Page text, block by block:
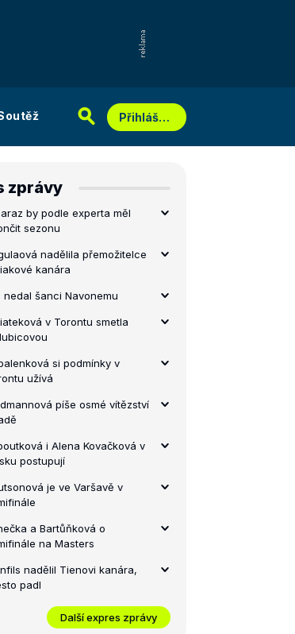
Přihlášení
zprávy
by podle experta měl
sezonu
nadělila přemožitelce
kanára
nedal šanci Navonemu
v Torontu smetla
si podmínky v
užívá
píše osmé vítězství
i Alena Kovačková v
postupují
je ve Varšavě v
a Bartůňková o
na Masters
nadělil Tienovi kanára,
padl
Další expres zprávy